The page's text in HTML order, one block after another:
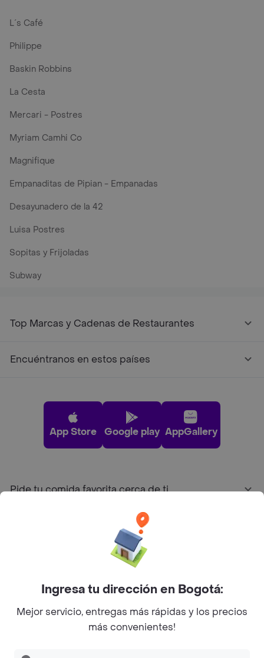
L´s Café
Philippe
Baskin Robbins
La Cesta
Mercari - Postres
Myriam Camhi Co
Magnifique
Empanaditas de Pipian - Empanadas
Desayunadero de la 42
Luisa Postres
Sopitas y Frijoladas
Subway
Top Marcas y Cadenas de Restaurantes
Encuéntranos en estos países
App Store Google play AppGallery
Pide tu comida favorita cerca de ti
Sobre Rappi
Facebook
Twitter
Instagram
Ingresa tu dirección en Bogotá:
Mejor servicio, entregas más rápidas y los precios
más convenientes!